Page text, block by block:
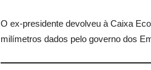
O ex-presidente devolveu à Caixa
milímetros dados pelo governo dos